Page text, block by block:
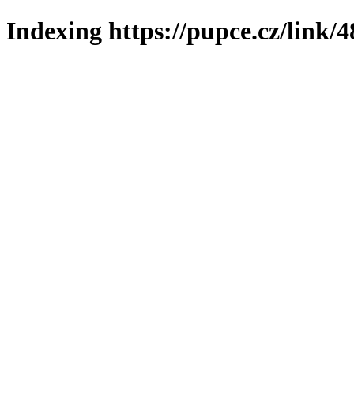
Indexing https://pupce.cz/link/